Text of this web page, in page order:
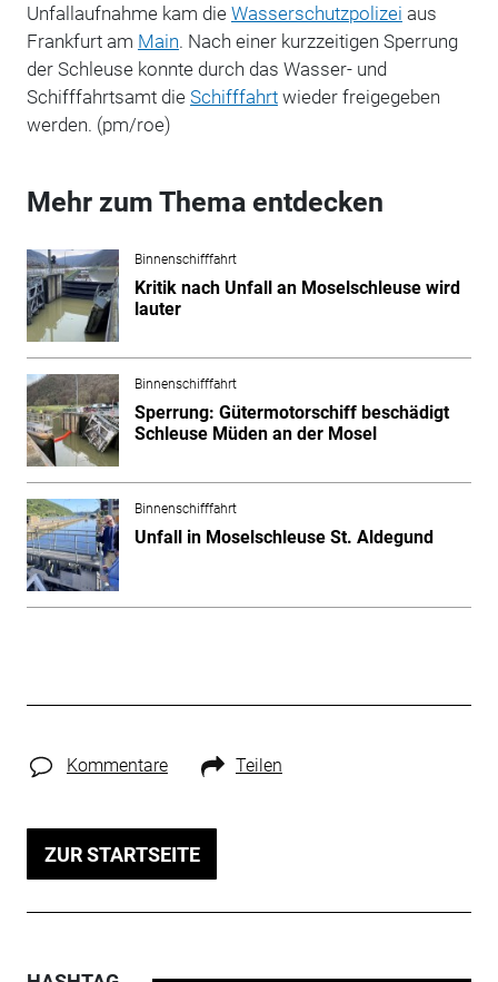
Unfallaufnahme kam die Wasserschutzpolizei aus
Frankfurt am Main. Nach einer kurzzeitigen Sperrung
der Schleuse konnte durch das Wasser- und
Schifffahrtsamt die Schifffahrtwieder freigegeben
werden. (pm/roe)
Mehr zum Thema entdecken
Binnenschifffahrt
Kritik nach Unfall an Moselschleuse wird
lauter
Binnenschifffahrt
Sperrung: Gütermotorschiff beschädigt
Schleuse Müden an der Mosel
Binnenschifffahrt
Unfall in Moselschleuse St. Aldegund
Kommentare Teilen
ZUR STARTSEITE